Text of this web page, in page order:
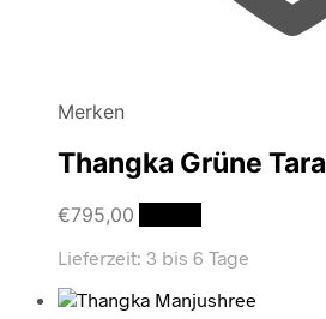
Merken
Thangka Grüne Tara
€795,00
Lieferzeit: 3 bis 6 Tage